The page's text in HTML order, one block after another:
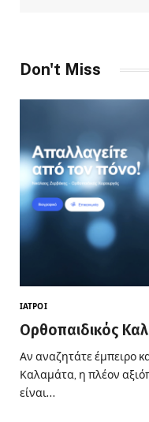
Don't Miss
ΙΑΤΡΟΊ
Ορθοπαιδικός
Αν αναζητάτε έμπειρο
Καλαμάτα, η πλέον
είναι…